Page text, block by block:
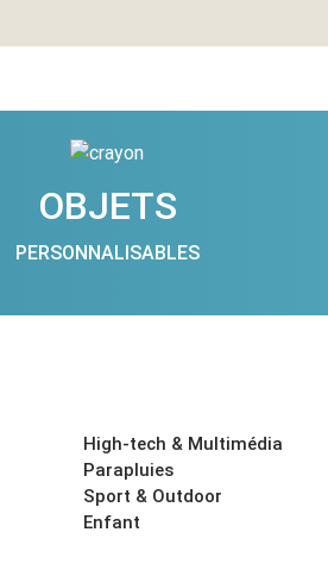
OBJETS
PERSONNALISABLES
High-tech & Multimédia
Parapluies
Sport & Outdoor
Enfant